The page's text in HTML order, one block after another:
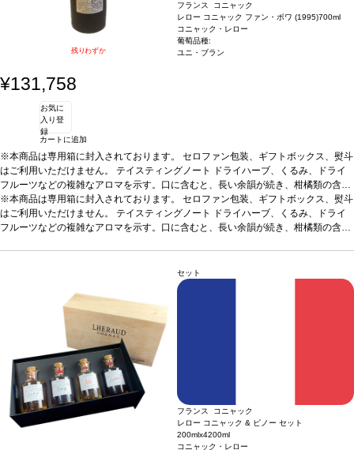
モダンなワインスが融合しています。 EC担当Oの感想：
良い意味で「スペイン・プリオラート」のイメージを変え
てくれた、至極の1本です。複雑な香りと滑らかで奥行き
のある味わいは、ワインに集中して飲みたい日にぜひあけ
して飲みたい日にぜひあけてみてください。生産者からも絶対皆好きになってもら
える味わいだよ！と言われたイチオシです。濃厚な味わいがお好きな方や、酸味が
残りわずか
フランス コニャック
レロー コニャック ファン・ボワ (1995)700ml
コニャック・レロー
葡萄品種:
ユニ・ブラン
¥131,758
お気に
入り登
録
カートに追加
※本商品は専用箱に封入されております。 セロファン包装、ギフトボックス、熨斗
はご利用いただけません。 テイスティングノート
ドライハーブ、くるみ、ドライ
フルーツなどの複雑なアロマを示す。口に含むと、長い余韻が続き、柑橘類の含み
を伴う。合う料理食後酒として葡萄品種 100% ユニ・ブラン
※本商品は専用箱に封入されております。 セロファン包装、ギフトボックス、熨斗
はご利用いただけません。 テイスティングノート
ドライハーブ、くるみ、ドライ
フルーツなどの複雑なアロマを示す。口に含むと、長い余韻が続き、柑橘類の含み
セット
フランス コニャック
レロー コニャック & ピノー セット
200mlx4200ml
コニャック・レロー